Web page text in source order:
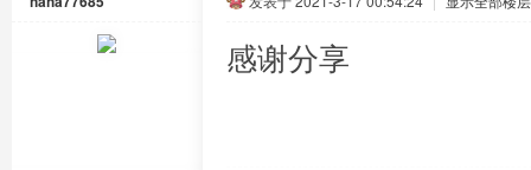
感谢分享